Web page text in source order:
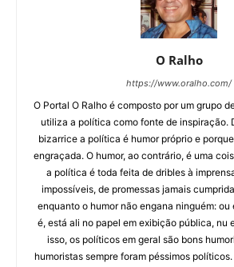
O Ralho
https://www.oralho.com/
O Portal O Ralho é composto por um grupo
utiliza a política como fonte de inspiração.
bizarrice a política é humor próprio e
engraçada. O humor, ao contrário, é uma
a política é toda feita de dribles à
impossíveis, de promessas jamais
enquanto o humor não engana ninguém: ou
é, está ali no papel em exibição pública, nu
isso, os políticos em geral são bons
humoristas sempre foram péssimos